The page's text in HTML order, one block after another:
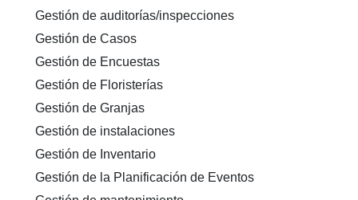
Gestión de auditorías/inspecciones
Gestión de Casos
Gestión de Encuestas
Gestión de Floristerías
Gestión de Granjas
Gestión de instalaciones
Gestión de Inventario
Gestión de la Planificación de Eventos